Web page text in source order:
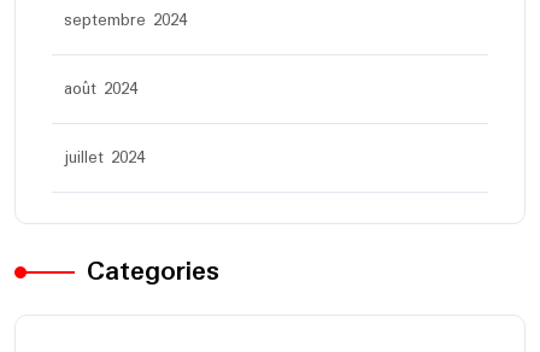
septembre 2024
août 2024
juillet 2024
Categories